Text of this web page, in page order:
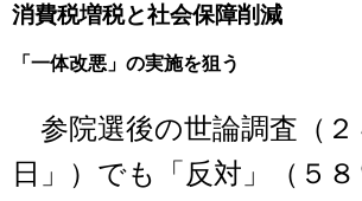
消費税増税と社会保障削減
「一体改悪」の実施を狙う
参院選後の世論調査（２
日」）でも「反対」（５